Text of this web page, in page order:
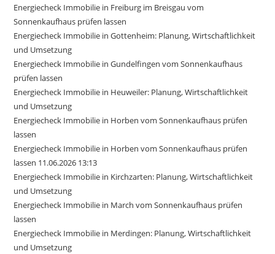
Energiecheck Immobilie in Freiburg im Breisgau vom
Sonnenkaufhaus prüfen lassen
Energiecheck Immobilie in Gottenheim: Planung, Wirtschaftlichkeit
und Umsetzung
Energiecheck Immobilie in Gundelfingen vom Sonnenkaufhaus
prüfen lassen
Energiecheck Immobilie in Heuweiler: Planung, Wirtschaftlichkeit
und Umsetzung
Energiecheck Immobilie in Horben vom Sonnenkaufhaus prüfen
lassen
Energiecheck Immobilie in Horben vom Sonnenkaufhaus prüfen
lassen 11.06.2026 13:13
Energiecheck Immobilie in Kirchzarten: Planung, Wirtschaftlichkeit
und Umsetzung
Energiecheck Immobilie in March vom Sonnenkaufhaus prüfen
lassen
Energiecheck Immobilie in Merdingen: Planung, Wirtschaftlichkeit
und Umsetzung